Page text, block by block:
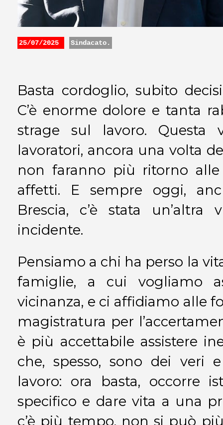
25/07/2025 Sindacato.
Basta cordoglio, subito
C’è enorme dolore e tanta
strage sul lavoro. Questa
lavoratori, ancora una volta
non faranno più ritorno
affetti. E sempre oggi,
Brescia, c’è stata
incidente.
Pensiamo a chi ha perso la
famiglie, a cui vogliamo
vicinanza, e ci affidiamo alle
magistratura per
è più accettabile assistere
che, spesso, sono dei veri
lavoro: ora basta, occorre
specifico e dare vita a una
c’è più tempo, non si può